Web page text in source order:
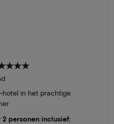
hotel in het prachtige
2 personen inclusief: